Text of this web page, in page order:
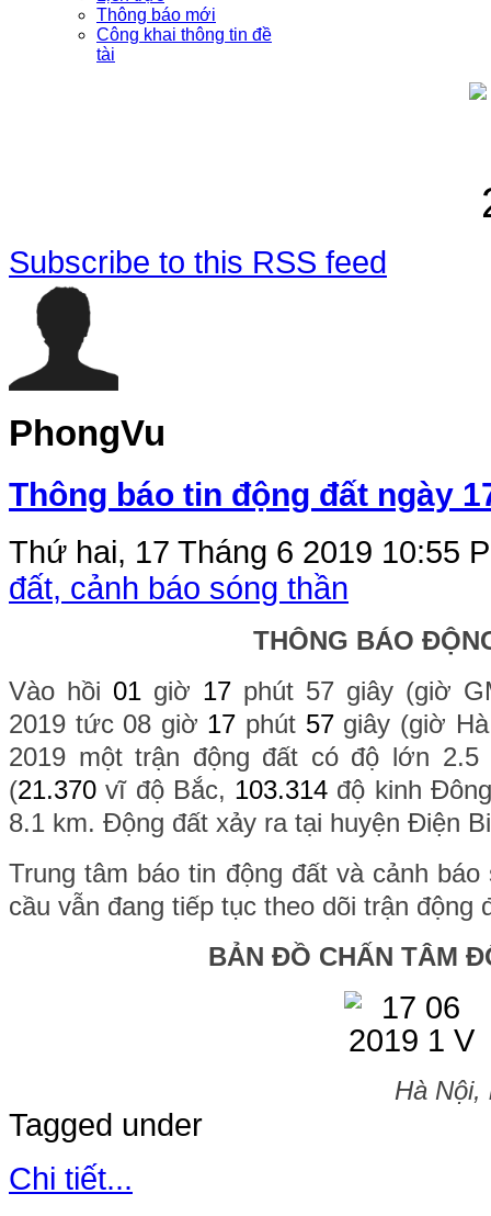
Thông báo mới
Công khai thông tin đề
tài
Subscribe to this RSS feed
PhongVu
Thông báo tin động đất ngày
Thứ hai, 17 Tháng 6 2019 10:55
đất, cảnh báo sóng thần
THÔNG BÁO
Vào hồi 01 giờ 17 phút 57 giây (giờ
2019 tức 08 giờ 17 phút 57 giây (giờ
2019 một trận động đất có độ lớn
(21.370 vĩ độ Bắc, 103.314 độ kinh
8.1 km. Động đất xảy ra tại huyện Điện
Trung tâm báo tin động đất và cảnh
cầu vẫn đang tiếp tục theo dõi trận động
BẢN ĐỒ CHẤN TÂM
Hà Nội,
Tagged under
Chi tiết...